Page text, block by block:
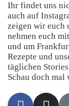
Ihr findet uns
auch auf
zeigen wir euch
nehmen euch
und um
Rezepte und
täglichen
Schau doch mal